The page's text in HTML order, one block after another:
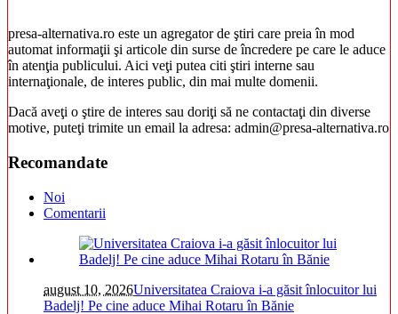
presa-alternativa.ro este un agregator de ştiri care preia în mod
automat informaţii şi articole din surse de încredere pe care le aduce
în atenţia publicului. Aici veţi putea citi ştiri interne sau
internaţionale, de interes public, din mai multe domenii.
Dacă aveţi o ştire de interes sau doriţi să ne contactaţi din diverse
motive, puteţi trimite un email la adresa: admin@presa-alternativa.ro
Recomandate
Noi
Comentarii
august 10, 2026Universitatea Craiova i-a găsit înlocuitor lui
Badelj! Pe cine aduce Mihai Rotaru în Bănie